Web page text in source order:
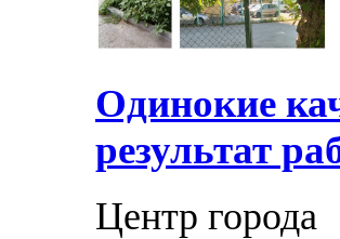
Одинокие
результат
Центр города